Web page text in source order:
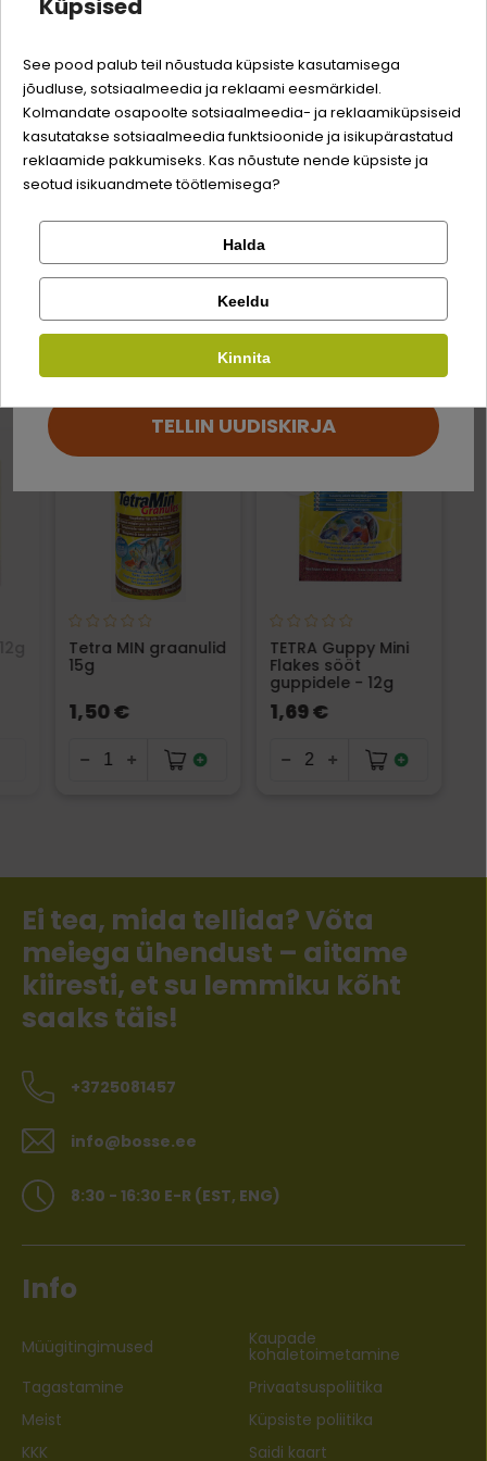
Kirjuta arvustus
Toote kohta
Tetra WAFER MIX -K
Rohelised osakesed toidus meeldivad just
taimetoidulistele kaladele, sisaldades väärtuslikke vetikaid.
Pruunid toiduosakesed on aga ideaalsed lihatoidulistele
kaladele. Tahked toidutükid ei muuda akvaariumi vett
häguseks.
Tetra MIN graanulid
15g
1,50 €
TETRA Guppy Mini
Flakes sööt
guppidele - 12g
1,69 €
Quality:
Kirjuta arvustus
Ei tea, mida tellida? Võta
meiega ühendust – aitame
kiiresti, et su lemmiku kõht
saaks täis!
+3725081457
info@bosse.ee
8:30 - 16:30 E-R (EST, ENG)
Info
Müügitingimused Kaupade
kohaletoimetamine
Tagastamine
Privaatsuspoliitika
Meist
Küpsiste poliitika
KKK
Saidi kaart
Kontrolli tellimust
Logi sisse
Registreeru
Facebook
Google
-3% soodustust
Sina ja su perekonna parim sõber väärite veel
odavamat hinda!
Lemmikloom
Kauplus
TELLIN UUDISKIRJA
See pood palub teil nõustuda küpsiste kasutamisega
jõudluse, sotsiaalmeedia ja reklaami eesmärkidel.
Kolmandate osapoolte sotsiaalmeedia- ja reklaamiküpsiseid
kasutatakse sotsiaalmeedia funktsioonide ja isikupärastatud
reklaamide pakkumiseks. Kas nõustute nende küpsiste ja
seotud isikuandmete töötlemisega?
Halda
Keeldu
Kinnita